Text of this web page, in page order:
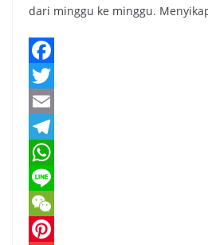
dari minggu ke minggu.
F
a
c
e
b
o
o
T
w
t
t
e
E
m
a
T
e
e
W
h
a
L
W